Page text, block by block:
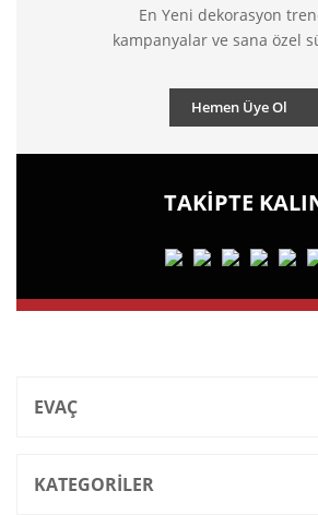
En Yeni dekorasyon
kampanyalar ve sana özel
Hemen Üye Ol
TAKİPTE
EVAÇ
KATEGORİLER